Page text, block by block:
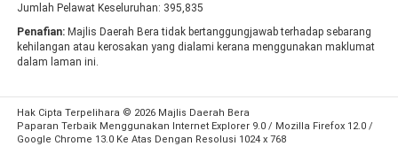
Jumlah Pelawat Keseluruhan: 395,835
Penafian: Majlis Daerah Bera tidak bertanggungjawab terhadap sebarang
kehilangan atau kerosakan yang dialami kerana menggunakan maklumat
dalam laman ini.
Hak Cipta Terpelihara © 2026 Majlis Daerah Bera
Paparan Terbaik Menggunakan Internet Explorer 9.0 / Mozilla Firefox 12.0 /
Google Chrome 13.0 Ke Atas Dengan Resolusi 1024 x 768